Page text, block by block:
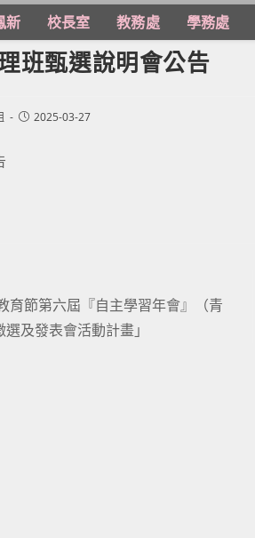
新 校長室 教務處 學務處
班甄選說明會公告
Post2025-03-27
育節第六屆『自主學習年會』（青
及發表會活動計畫」